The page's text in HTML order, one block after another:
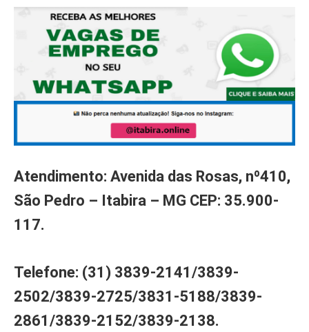
Atendimento: Avenida das Rosas, nº410,
São Pedro – Itabira – MG CEP: 35.900-
117.
Telefone: (31) 3839-2141/3839-
2502/3839-2725/3831-5188/3839-
2861/3839-2152/3839-2138.